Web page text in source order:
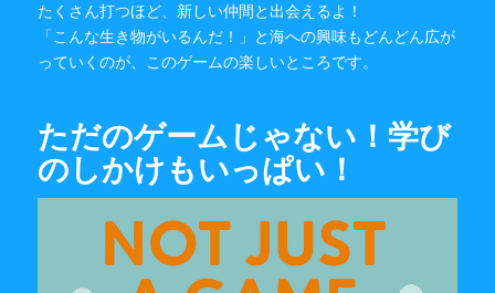
たくさん打つほど、新しい仲間と出会えるよ！
「こんな生き物がいるんだ！」と海への興味もどんどん広が
っていくのが、このゲームの楽しいところです。
ただのゲームじゃない！学び
のしかけもいっぱい！